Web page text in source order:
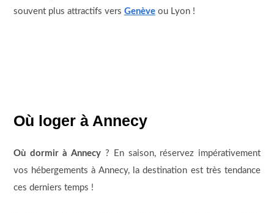
souvent plus attractifs vers Genèveou Lyon !
Où loger à Annecy
Où dormir à Annecy ? En saison, réservez impérativement
vos hébergements à Annecy, la destination est très tendance
ces derniers temps !